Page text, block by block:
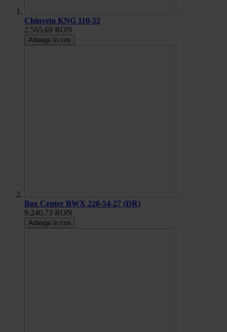
Chiuveta KNG 110-52
2.565,69 RON
Adauga în cos
Box Center BWX 220-54-27 (DR)
9.240,73 RON
Adauga în cos